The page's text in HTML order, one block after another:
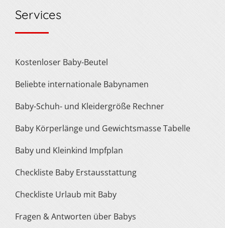
Services
Kostenloser Baby-Beutel
Beliebte internationale Babynamen
Baby-Schuh- und Kleidergröße Rechner
Baby Körperlänge und Gewichtsmasse Tabelle
Baby und Kleinkind Impfplan
Checkliste Baby Erstausstattung
Checkliste Urlaub mit Baby
Fragen & Antworten über Babys